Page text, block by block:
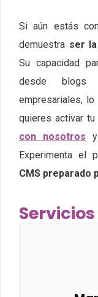
Si aún estás
demuestra ser
Su capacidad
desde blogs
empresariales, lo
quieres activar
con nosotros
Experimenta el
CMS preparado